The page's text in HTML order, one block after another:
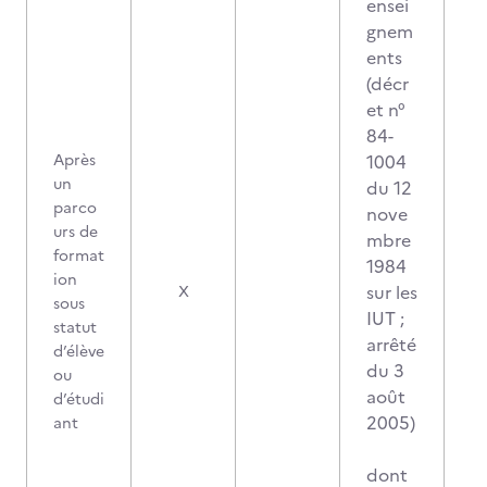
Après
un
parco
urs de
format
ion
sous
statut
d’élève
ou
d’étudi
ant
X
ensei
gnem
ents
(décr
et n°
84-
1004
du 12
nove
mbre
1984
sur les
IUT ;
arrêté
du 3
août
2005)
dont